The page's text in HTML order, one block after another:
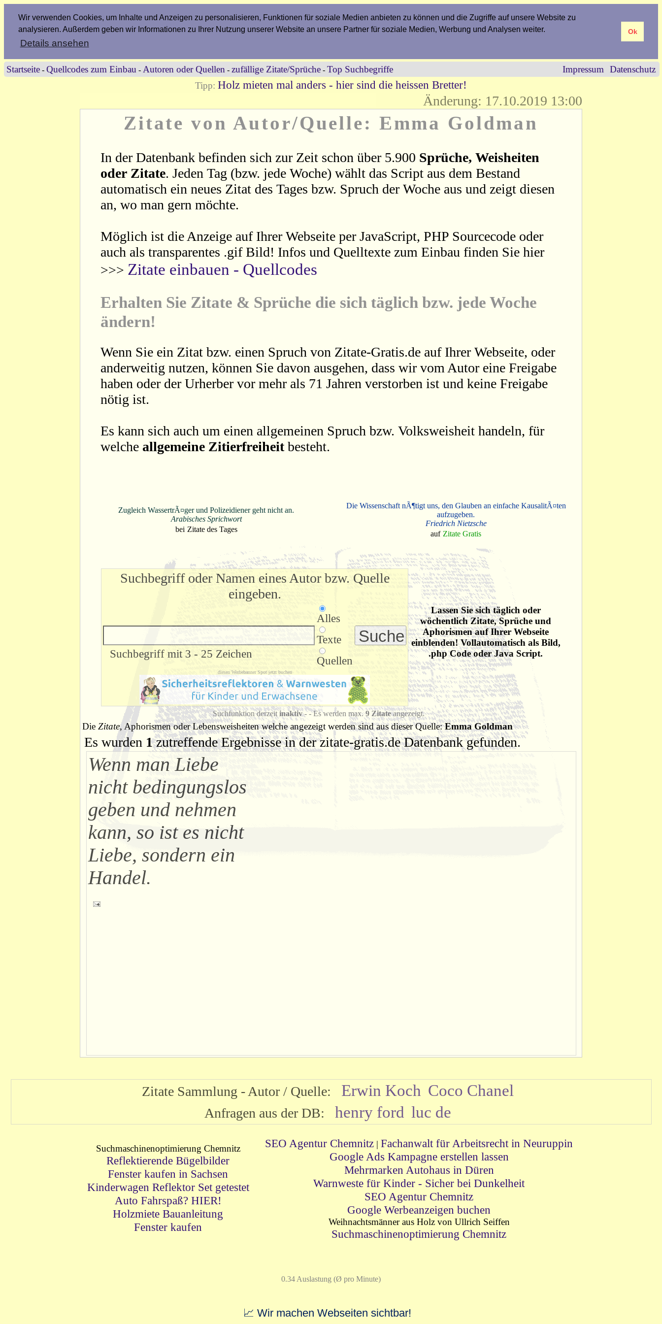
Wir verwenden Cookies, um Inhalte und Anzeigen zu personalisieren, Funktionen für soziale Medien anbieten zu können und die Zugriffe auf unsere Website zu
analysieren. Außerdem geben wir Informationen zu Ihrer Nutzung unserer Website an unsere Partner für soziale Medien, Werbung und Analysen weiter.
Details ansehen
Ok
Startseite - Quellcodes zum Einbau - Autoren oder Quellen - zufällige Zitate/Sprüche - Top Suchbegriffe Impressum
Datenschutz
Tipp: Holz mieten mal anders - hier sind die heissen Bretter!
Änderung: 17.10.2019 13:00
Zitate von Autor/Quelle: Emma Goldman
In der Datenbank befinden sich zur Zeit schon über 5.900 Sprüche, Weisheiten
oder Zitate. Jeden Tag (bzw. jede Woche) wählt das Script aus dem Bestand
automatisch ein neues Zitat des Tages bzw. Spruch der Woche aus und zeigt diesen
an, wo man gern möchte.
Möglich ist die Anzeige auf Ihrer Webseite per JavaScript, PHP Sourcecode oder
auch als transparentes .gif Bild! Infos und Quelltexte zum Einbau finden Sie hier
>>> Zitate einbauen - Quellcodes
Erhalten Sie Zitate & Sprüche die sich täglich bzw. jede Woche
ändern!
Wenn Sie ein Zitat bzw. einen Spruch von Zitate-Gratis.de auf Ihrer Webseite, oder
anderweitig nutzen, können Sie davon ausgehen, dass wir vom Autor eine Freigabe
haben oder der Urherber vor mehr als 71 Jahren verstorben ist und keine Freigabe
nötig ist.
Es kann sich auch um einen allgemeinen Spruch bzw. Volksweisheit handeln, für
welche allgemeine Zitierfreiheitbesteht.
Zugleich WassertrÃ¤ger und Polizeidiener geht nicht an.
Arabisches Sprichwort
bei Zitate des Tages
Die Wissenschaft nÃ¶tigt uns, den Glauben an einfache KausalitÃ¤ten
aufzugeben.
Friedrich Nietzsche
auf Zitate Gratis
Suchbegriff oder Namen eines Autor bzw. Quelle
eingeben.
Suchbegriff mit 3 - 25 Zeichen
Alles
Texte
Quellen
diesen Werbebanner Spot jetzt buchen
Lassen Sie sich täglich oder
wöchentlich Zitate, Sprüche und
Aphorismen auf Ihrer Webseite
einblenden! Vollautomatisch als Bild,
.php Code oder Java Script.
Suchfunktion derzeitinaktiv- - Es werden max.9 Zitateangezeigt.
Die Zitate, Aphorismen oder Lebensweisheiten welche angezeigt werden sind aus dieser Quelle:Emma Goldman
Es wurden 1zutreffende Ergebnisse in der zitate-gratis.de Datenbank gefunden.
Wenn man Liebe
nicht bedingungslos
geben und nehmen
kann, so ist es nicht
Liebe, sondern ein
Handel.
Zitate Sammlung - Autor / Quelle: Erwin Koch Coco Chanel
Anfragen aus der DB: henry ford luc de
Suchmaschinenoptimierung Chemnitz
Reflektierende Bügelbilder
Fenster kaufen in Sachsen
Kinderwagen Reflektor Set getestet
Auto Fahrspaß? HIER!
Holzmiete Bauanleitung
Fenster kaufen
SEO Agentur Chemnitz | Fachanwalt für Arbeitsrecht in Neuruppin
Google Ads Kampagne erstellen lassen
Mehrmarken Autohaus in Düren
Warnweste für Kinder - Sicher bei Dunkelheit
SEO Agentur Chemnitz
Google Werbeanzeigen buchen
Weihnachtsmänner aus Holz von Ullrich Seiffen
Suchmaschinenoptimierung Chemnitz
0.34 Auslastung (Ø pro Minute)
📈 Wir machen Webseiten sichtbar!